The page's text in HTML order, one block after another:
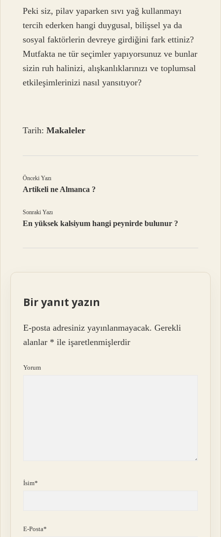
Peki siz, pilav yaparken sıvı yağ kullanmayı
tercih ederken hangi duygusal, bilişsel ya da
sosyal faktörlerin devreye girdiğini fark ettiniz?
Mutfakta ne tür seçimler yapıyorsunuz ve bunlar
sizin ruh halinizi, alışkanlıklarınızı ve toplumsal
etkileşimlerinizi nasıl yansıtıyor?
Tarih:Makaleler
Önceki Yazı
Artikeli ne Almanca ?
Sonraki Yazı
En yüksek kalsiyum hangi peynirde bulunur ?
Bir yanıt yazın
E-posta adresiniz yayınlanmayacak. Gerekli
alanlar * ile işaretlenmişlerdir
Yorum
İsim*
E-Posta*